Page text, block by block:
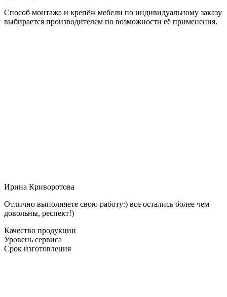
Способ монтажа и крепёж мебели по индивидуальному заказу
выбирается производителем по возможности её применения.
Ирина Криворотова
Отлично выполняете свою работу:) все остались более чем
довольны, респект!)
Качество продукции
Уровень сервиса
Срок изготовления